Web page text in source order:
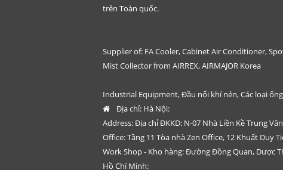
trên Toàn quốc.
Supplier of: FA Cooler, Cabinet Air Conditioner,
Mist Collector from AIRREX, AIRMAJOR Korea
Industrial Equipment, Đầu nối khí nén, Các loại
Địa chỉ: Hà Nội:
Address: Địa chỉ ĐKKD: N-07 Nhà Liền Kề Trung
Office: Tầng 11 Tòa nhà Zen Office, 12 Khuất Duy
Work Shop - Kho hàng: Đường Đồng Quan, Dược
Hồ Chí Minh: